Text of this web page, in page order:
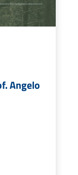
Angelo